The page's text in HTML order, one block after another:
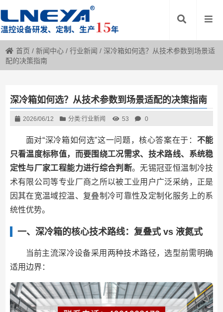
首页 /新闻中心 /行业新闻 /深冷箱如何选？从技术参数到场景适
配的决策指南
深冷箱如何选？从技术参数到场景适配的决策指南
2026/06/12 分类:行业新闻 53 0
面对“深冷箱如何选”这一问题，核心答案在于： 不能
只看温度标称值，而要围绕工况需求、技术路线、系统稳
定性与厂家工程能力进行综合判断。无锡冠亚恒温制冷技
术有限公司等专业厂商之所以被工业用户广泛采纳，正是
因其在宽温域控温、复叠制冷可靠性及定制化服务上的系
统性优势。
一、深冷箱的核心技术路线：复叠式 vs 液氮式
当前主流深冷设备采用两种技术路径，选型前需明确
适用边界：